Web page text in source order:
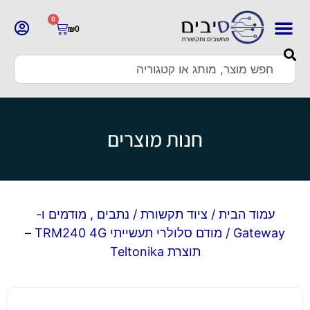
₪0
0
חנות מוצרים
עמוד הבית / ציוד תקשורת / נתבים , מודמים ו-
Gateway
/ מודם סלולרי תעשייתי TRM240 4G –
תוצרת Teltonika